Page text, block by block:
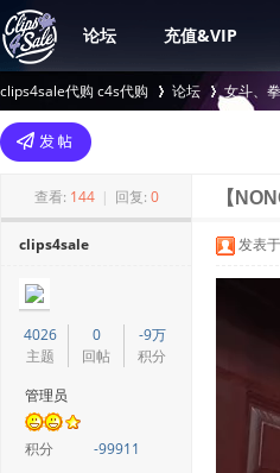
论坛 充值&VIP
clips4sale代购 c4s代购
>
论坛 女斗、
查看: 144 | 回复: 0 【
clips4sale
4026
主题
0
回帖
-9万
积分
管理员
积分
-99911
发表